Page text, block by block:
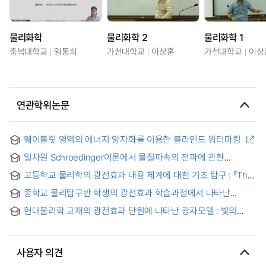
물리화학
충북대학교 임동희
물리화학 2
가천대학교 이상훈
물리화학 1
가천대학교 이
연관학위논문
웨이블릿 영역의 에너지 양자화를 이용한 블라인드 워터마킹
일차원 Schroedinger이론에서 물질파속의 전파에 관한
고등학교 물리학의 광전효과 내용 체계에 대한 기초 탐구 : 『The
교과서를 중심으로 = A Basic Exploration of the Photoelectric
Effect Content System of High School Physics : Focusing
on 『The Evolution of Physics』 and 『Harvard Project
중학교 물리탐구반 학생의 광전효과 학습과정에서 나타난
Learning the Photoelectric Effect in a Middle School
현대물리학 교재의 광전효과 단원에 나타난 광자모델 : 빛의
사용자 의견